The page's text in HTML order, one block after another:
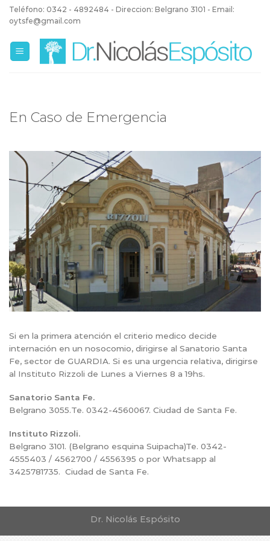
Skip
to
Teléfono: 0342 - 4892484 - Direccion: Belgrano 3101 - Email:
oytsfe@gmail.com
En Caso de Emergencia
Si en la primera atención el criterio medico decide
internación en un nosocomio, dirigirse al Sanatorio Santa
Fe, sector de GUARDIA. Si es una urgencia relativa, dirigirse
al Instituto Rizzoli de Lunes a Viernes 8 a 19hs.
Sanatorio Santa Fe.
Belgrano 3055.Te. 0342-4560067. Ciudad de Santa Fe.
Instituto Rizzoli.
Belgrano 3101. (Belgrano esquina Suipacha)Te. 0342-
4555403 / 4562700 / 4556395 o por Whatsapp al
3425781735. Ciudad de Santa Fe.
Dr. Nicolás Espósito